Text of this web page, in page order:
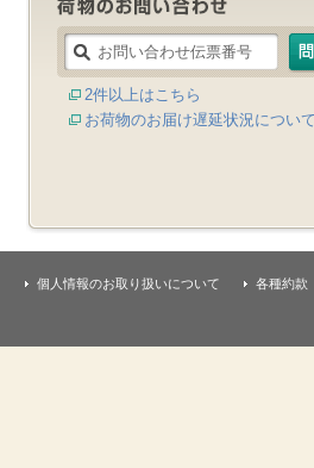
2件以上はこちら
お荷物のお届け遅延状況について
個人情報のお取り扱いについて 各種約款